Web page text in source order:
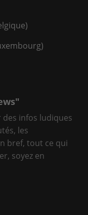
services
aux clients :
services
- Fr)
infos ludiques
les
bref, tout ce qui
soyez en